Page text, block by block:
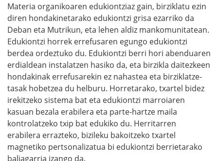
Materia organikoaren edukiontziaz gain, birziklatu ezin
diren hondakinetarako edukiontzi grisa ezarriko da
Deban eta Mutrikun, eta lehen aldiz mankomunitatean.
Edukiontzi horrek errefusaren egungo edukiontzi
berdea ordeztuko du. Edukiontzi berri hori abenduaren
erdialdean instalatzen hasiko da, eta birzikla daitezkeen
hondakinak errefusarekin ez nahastea eta birziklatze-
tasak hobetzea du helburu. Horretarako, txartel bidez
irekitzeko sistema bat eta edukiontzi marroiaren
kasuan bezala erabilera eta parte-hartze maila
kontrolatzeko txip bat edukiko du. Herritarren
erabilera errazteko, bizileku bakoitzeko txartel
magnetiko pertsonalizatua bi edukiontzi berrietarako
baliagarria izango da.